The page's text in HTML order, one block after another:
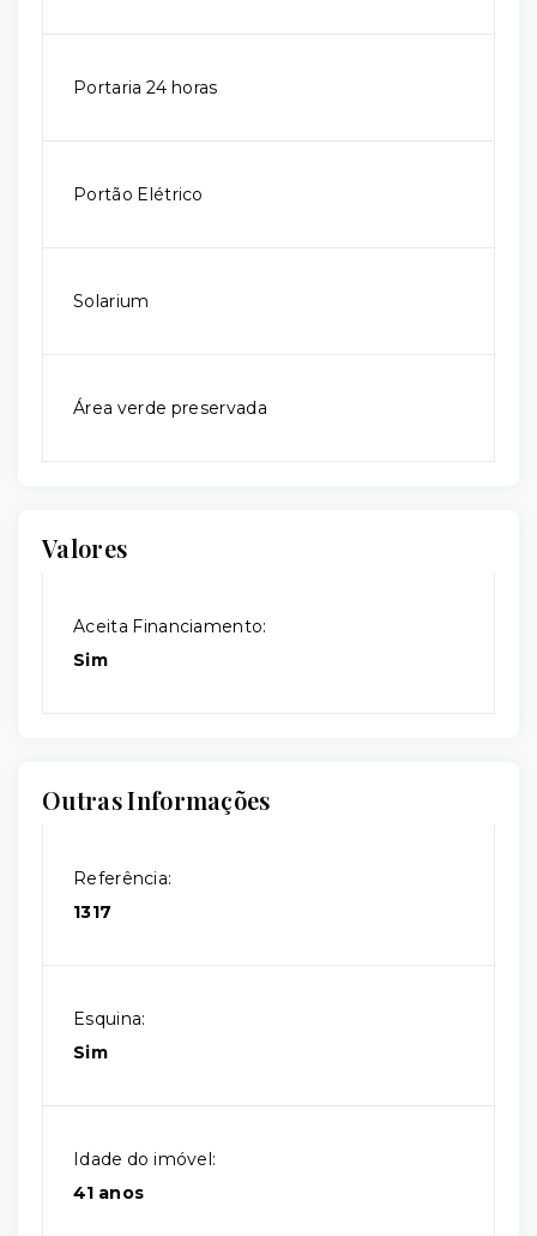
Portaria 24 horas
Portão Elétrico
Solarium
Área verde preservada
Valores
Aceita Financiamento:
Sim
Outras Informações
Referência:
1317
Esquina:
Sim
Idade do imóvel:
41 anos